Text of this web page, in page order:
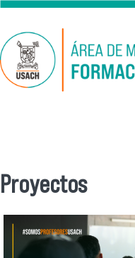
Pasar al contenido
Se encuentra
Proyectos